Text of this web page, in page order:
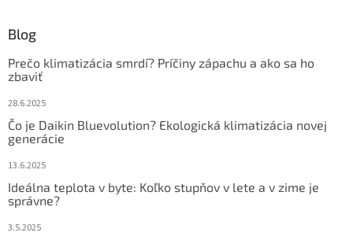
Blog
Prečo klimatizácia smrdí? Príčiny zápachu a ako sa ho
zbaviť
28.6.2025
Čo je Daikin Bluevolution? Ekologická klimatizácia novej
generácie
13.6.2025
Ideálna teplota v byte: Koľko stupňov v lete a v zime je
správne?
3.5.2025